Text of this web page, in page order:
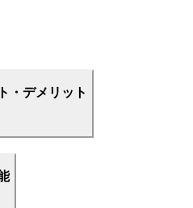
・デメリット